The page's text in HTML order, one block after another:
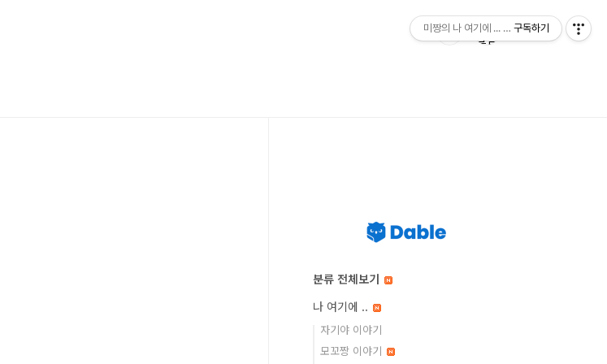
분류 전체보기
나 여기에 ..
자기야 이야기
모꼬짱 이야기
미짱의 나 여기에 ... 미짱의 동경 생활
구독하기